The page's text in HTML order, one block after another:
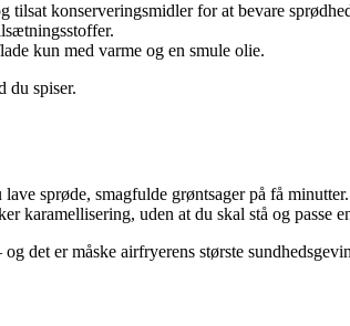
konserveringsmidler for at bevare
kun med varme og en smule olie.
du spiser.
sprøde, smagfulde grøntsager på få minutter.
karamellisering, uden at du skal stå og passe
det er måske airfryerens største